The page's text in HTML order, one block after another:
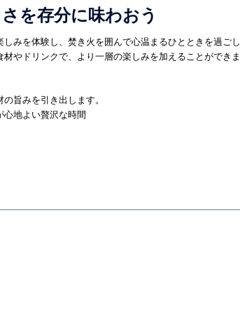
さを存分に味わおう
しみを体験し、焚き火を囲んで心温まるひとときを過ごし
材やドリンクで、より一層の楽しみを加えることができま
旨みを引き出します。
地よい贅沢な時間